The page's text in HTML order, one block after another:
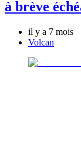
à brève
il y a 7 mois
Volcan